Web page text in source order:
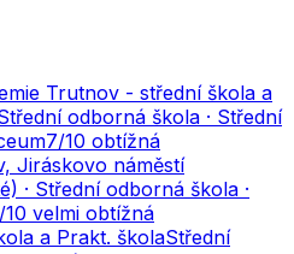
Trutnov - střední škola a
odborná škola · Střední
7/10 obtížná
Jiráskovo náměstí
· Střední odborná škola ·
/10 velmi obtížná
a Prakt. školaStřední